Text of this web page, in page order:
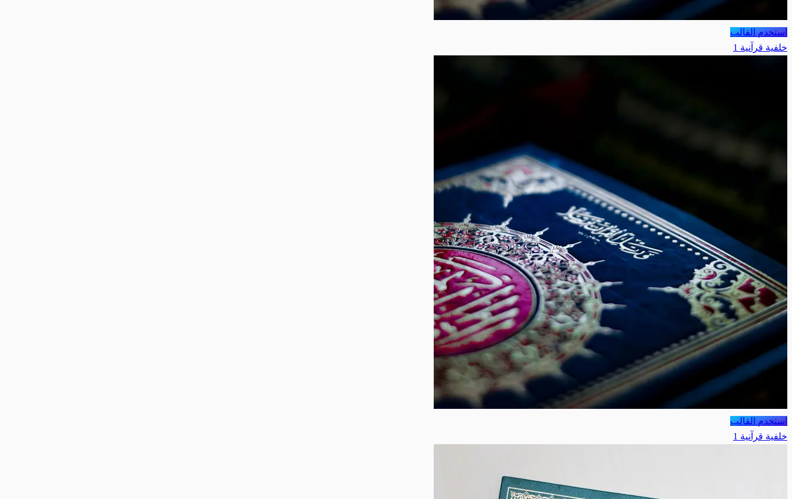
استخدم القالب
خلفية قرآنية 1
استخدم القالب
خلفية قرآنية 1